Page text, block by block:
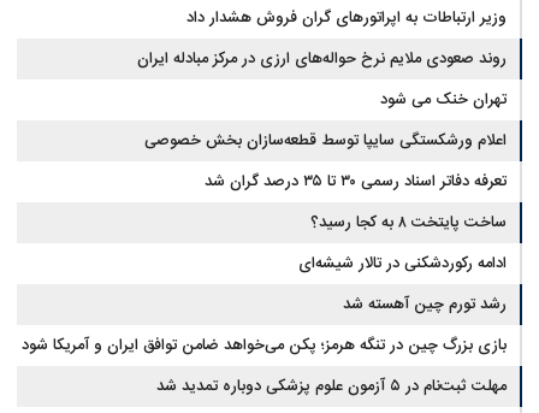
وزیر ارتباطات به اپراتورهای گران فروش هشدار داد
روند صعودی ملایم نرخ حواله‌های ارزی در مرکز مبادله ایران
تهران خنک می شود
اعلام ورشکستگی سایپا توسط قطعه‌سازان بخش خصوصی
تعرفه دفاتر اسناد رسمی ۳۰ تا ۳۵ درصد گران شد
ساخت پایتخت ۸ به کجا رسید؟
ادامه رکوردشکنی در تالار شیشه‌ای
رشد تورم چین آهسته شد
بازی بزرگ چین در تنگه هرمز؛ پکن می‌خواهد ضامن توافق ایران و آمریکا شود
مهلت ثبت‌نام در ۵ آزمون علوم پزشکی دوباره تمدید شد